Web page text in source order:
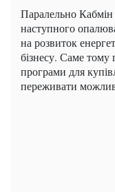
Паралельно
наступного
на розвиток
бізнесу. Саме тому
програми для
переживати